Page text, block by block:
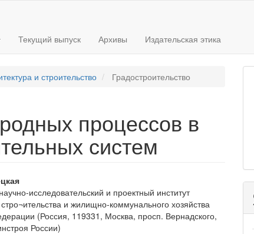
Текущий выпуск Архивы Издательская этика
и строительство Градостроительство
процессов в
систем
исследовательский и проектный институт
и жилищно-коммунального хозяйства
(Россия, 119331, Москва, просп. Вернадского,
России)